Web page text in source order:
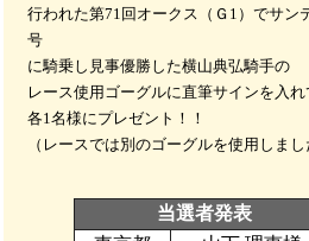
行われた第71回オークス（Ｇ1）でサン
号
に騎乗し見事優勝した横山典弘騎手の
レース使用ゴーグルに直筆サインを入れ
各1名様にプレゼント！！
（レースでは別のゴーグルを使用しまし
当選者発表